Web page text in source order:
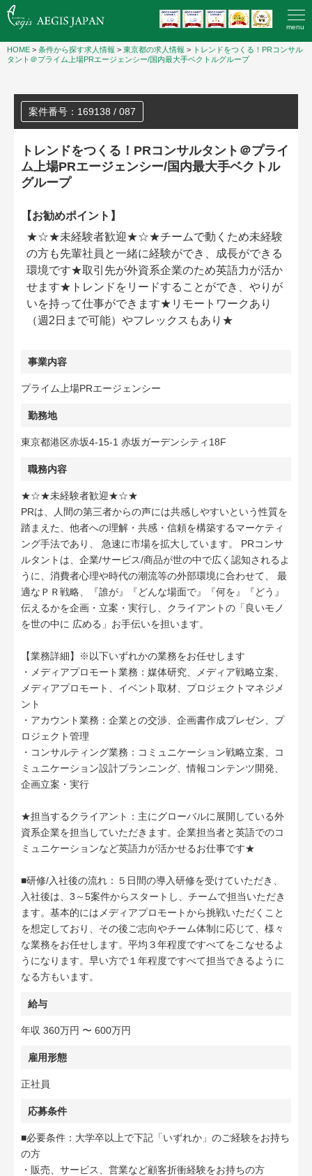
menu
HOME > 条件から探す求人情報 > 東京都の求人情報 > トレンドをつくる！PRコンサル
タント＠プライム上場PRエージェンシー/国内最大手ベクトルグループ
案件番号：169138 / 087
トレンドをつくる！PRコンサルタント＠プライ
ム上場PRエージェンシー/国内最大手ベクトル
グループ
【お勧めポイント】
★☆★未経験者歓迎★☆★チームで動くため未経験
の方も先輩社員と一緒に経験ができ、成長ができる
環境です★取引先が外資系企業のため英語力が活か
せます★トレンドをリードすることができ、やりが
いを持って仕事ができます★リモートワークあり
（週2日まで可能）やフレックスもあり★
事業内容
プライム上場PRエージェンシー
勤務地
東京都港区赤坂4-15-1 赤坂ガーデンシティ18F
職務内容
★☆★未経験者歓迎★☆★
PRは、人間の第三者からの声には共感しやすいという性質を
踏まえた、他者への理解・共感・信頼を構築するマーケティ
ング手法であり、 急速に市場を拡大しています。 PRコンサ
ルタントは、企業/サービス/商品が世の中で広く認知されるよ
うに、消費者心理や時代の潮流等の外部環境に合わせて、 最
適なＰＲ戦略、『誰が』『どんな場面で』『何を』『どう』
伝えるかを企画・立案・実行し、クライアントの「良いモノ
を世の中に 広める」お手伝いを担います。
【業務詳細】※以下いずれかの業務をお任せします
・メディアプロモート業務：媒体研究、メディア戦略立案、
メディアプロモート、イベント取材、プロジェクトマネジメ
ント
・アカウント業務：企業との交渉、企画書作成プレゼン、プ
ロジェクト管理
・コンサルティング業務：コミュニケーション戦略立案、コ
ミュニケーション設計プランニング、情報コンテンツ開発、
企画立案・実行
★担当するクライアント：主にグローバルに展開している外
資系企業を担当していただきます。企業担当者と英語でのコ
ミュニケーションなど英語力が活かせるお仕事です★
■研修/入社後の流れ：５日間の導入研修を受けていただき、
入社後は、3～5案件からスタートし、チームで担当いただき
ます。基本的にはメディアプロモートから挑戦いただくこと
を想定しており、その後ご志向やチーム体制に応じて、様々
な業務をお任せします。平均３年程度ですべてをこなせるよ
うになります。早い方で１年程度ですべて担当できるように
なる方もいます。
給与
年収 360万円 〜 600万円
雇用形態
正社員
応募条件
■必要条件：大学卒以上で下記「いずれか」のご経験をお持ち
の方
・販売、サービス、営業など顧客折衝経験をお持ちの方